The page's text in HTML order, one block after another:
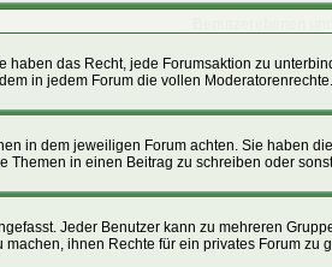
das Recht, jede Forumsaktion zu
in jedem Forum die vollen Moderatorenrechte.
in dem jeweiligen Forum achten. Sie haben
in einen Beitrag zu schreiben oder
Jeder Benutzer kann zu mehreren
ihnen Rechte für ein privates Forum zu